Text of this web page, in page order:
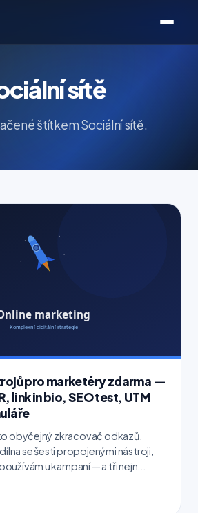
sítě
štítkem Sociální sítě.
pro marketéry zdarma —
link in bio, SEO test, UTM
obyčejný zkracovač odkazů.
se šesti propojenými nástroji,
u kampaní — a tři nejn...